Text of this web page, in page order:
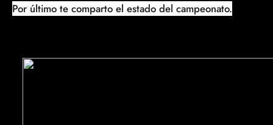
Por último te comparto el estado del campeonato.